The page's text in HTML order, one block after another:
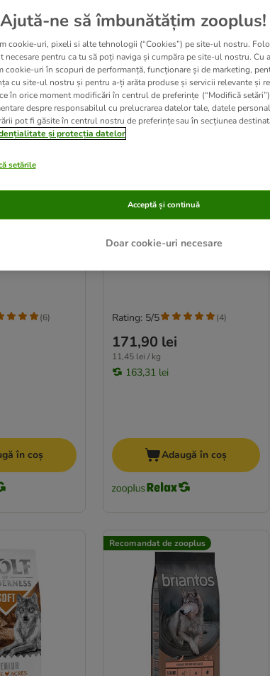
Curcan &
(6)
în coș
Brit Premium by Nature
15 kg
171,90 lei
11,45 lei / kg
163,31 lei
Rating: 5/5 (4)
Adaugă în coș
Recomandat de zooplus
Ajută-ne să îmbunătățim zooplus!
cookie-uri, pixeli si alte tehnologii (“Cookies”) pe site-ul nostru.
necesare pentru ca tu să poți naviga și cumpăra pe site-ul nostru. Cu
cookie-uri în scopuri de performanță, funcționare și de marketing,
cu site-ul nostru și pentru a-ți arăta produse și servicii relevante și
în orice moment modificări în centrul de preferințe (“Modifică
despre responsabilul cu prelucrarea datelor tale, datele
pot fi găsite în centrul nostru de preferințe sau în secțiunea
și protecția datelor
setările
Doar cookie-uri necesare
Acceptă și continuă